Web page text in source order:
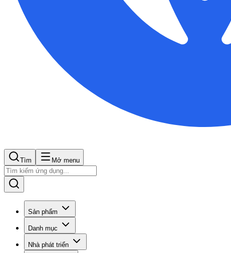
Tìm Mở menu
Sản phẩm
Danh mục
Nhà phát triển